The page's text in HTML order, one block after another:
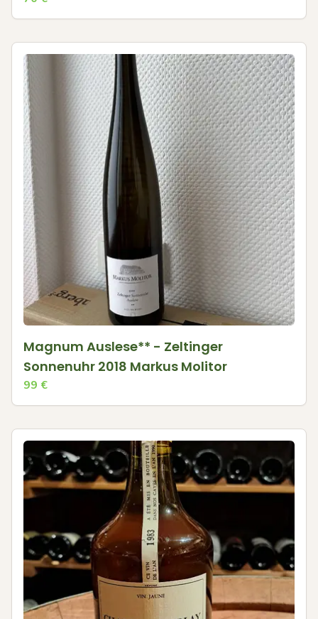
Magnum Auslese** - Zeltinger
Sonnenuhr 2018 Markus Molitor
99 €